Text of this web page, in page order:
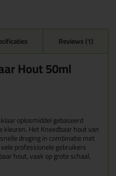
Reviews (1)
Hout 50ml
oplosmiddel gebaseerd
Het Kneedbaar hout van
droging in combinatie met
professionele gebruikers
hout, vaak op grote schaal,